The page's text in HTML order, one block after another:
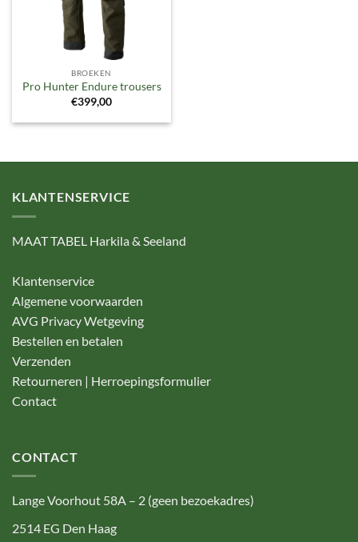
BROEKEN
Pro Hunter Endure trousers
€399,00
KLANTENSERVICE
MAAT TABEL Harkila & Seeland
Klantenservice
Algemene voorwaarden
AVG Privacy Wetgeving
Bestellen en betalen
Verzenden
Retourneren | Herroepingsformulier
Contact
CONTACT
Lange Voorhout 58A – 2 (geen bezoekadres)
2514 EG Den Haag